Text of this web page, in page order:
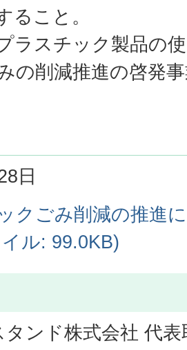
ること。
ラスチック製品の
の削減推進の啓発
日
クごみ削減の推進
ル: 99.0KB)
タンド株式会社 代